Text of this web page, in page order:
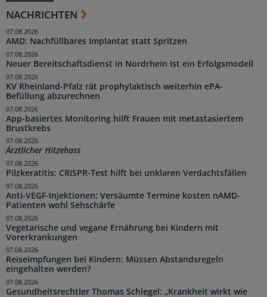
NACHRICHTEN
AMD: Nachfüllbares Implantat statt Spritzen
07.08.2026
Neuer Bereitschaftsdienst in Nordrhein ist ein Erfolgsmodell
07.08.2026
KV Rheinland-Pfalz rät prophylaktisch weiterhin ePA-
Befüllung abzurechnen
07.08.2026
App-basiertes Monitoring hilft Frauen mit metastasiertem
Brustkrebs
07.08.2026
Ärztlicher Hitzehass
07.08.2026
Pilzkeratitis: CRISPR-Test hilft bei unklaren Verdachtsfällen
07.08.2026
Anti-VEGF-Injektionen: Versäumte Termine kosten nAMD-
Patienten wohl Sehschärfe
07.08.2026
Vegetarische und vegane Ernährung bei Kindern mit
Vorerkrankungen
07.08.2026
Reiseimpfungen bei Kindern: Müssen Abstandsregeln
eingehalten werden?
07.08.2026
Gesundheitsrechtler Thomas Schlegel: „Krankheit wirkt wie
07.08.2026